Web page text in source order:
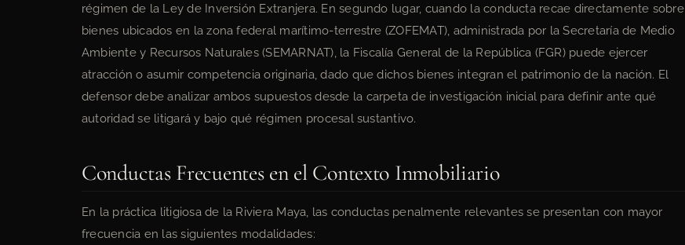
régimen de la Ley de Inversión Extranjera. En segundo lugar, cuando la conducta recae directamente sobre
bienes ubicados en la zona federal marítimo-terrestre (ZOFEMAT), administrada por la Secretaría de Medio
Ambiente y Recursos Naturales (SEMARNAT), la Fiscalía General de la República (FGR) puede ejercer
atracción o asumir competencia originaria, dado que dichos bienes integran el patrimonio de la nación. El
defensor debe analizar ambos supuestos desde la carpeta de investigación inicial para definir ante qué
autoridad se litigará y bajo qué régimen procesal sustantivo.
Conductas Frecuentes en el Contexto Inmobiliario
En la práctica litigiosa de la Riviera Maya, las conductas penalmente relevantes se presentan con mayor
frecuencia en las siguientes modalidades: